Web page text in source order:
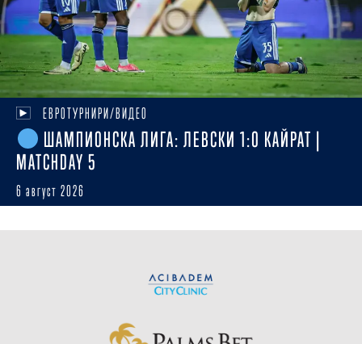
ЕВРОТУРНИРИ/ВИДЕО
ШАМПИОНСКА ЛИГА: ЛЕВСКИ 1:0 КАЙРАТ |
MATCHDAY 5
6 август 2026